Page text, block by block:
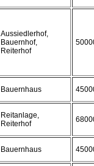
Aussiedlerhof,
Bauernhof,
Reiterhof
Bauernhaus
Reitanlage,
Reiterhof
Bauernhaus